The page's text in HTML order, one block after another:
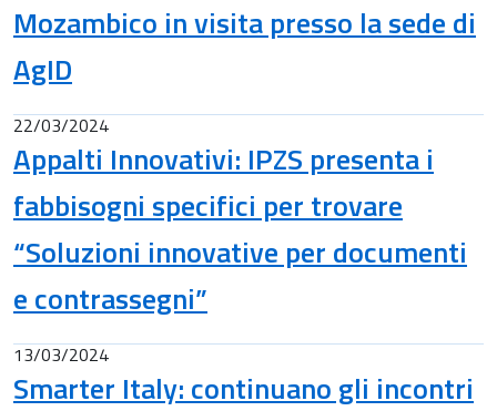
Mozambico in visita presso la sede di
AgID
22/03/2024
Appalti Innovativi: IPZS presenta i
fabbisogni specifici per trovare
“Soluzioni innovative per documenti
e contrassegni”
13/03/2024
Smarter Italy: continuano gli incontri